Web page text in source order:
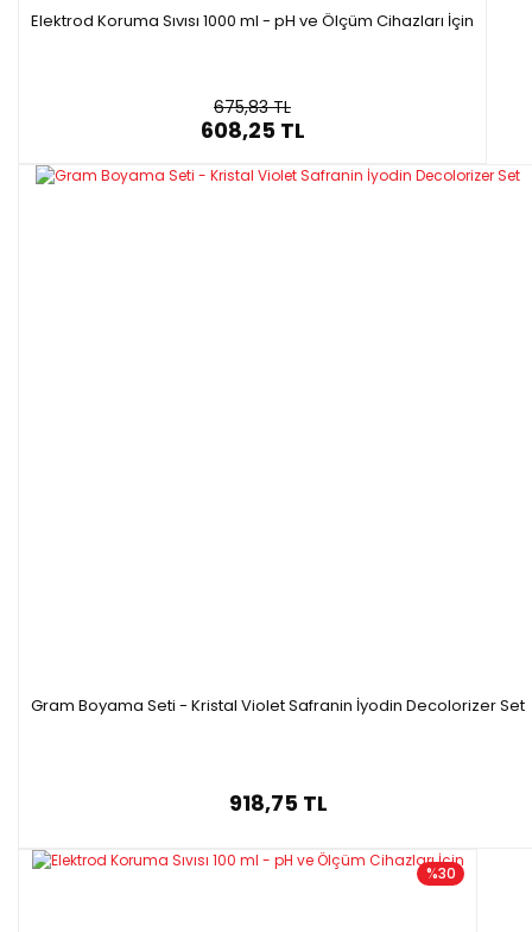
Elektrod Koruma Sıvısı 1000 ml - pH ve Ölçüm Cihazları İçin
675,83 TL
608,25 TL
Gram Boyama Seti - Kristal Violet Safranin İyodin Decolorizer Set
918,75 TL
%30